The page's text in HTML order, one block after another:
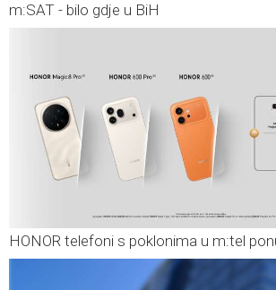
m:SAT - bilo gdje u BiH
HONOR telefoni s poklonima u m:tel